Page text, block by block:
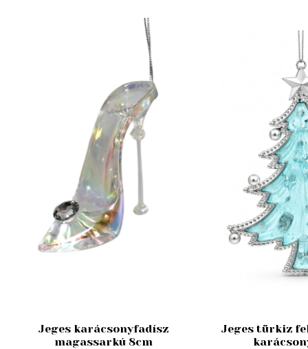
Jeges karácsonyfadísz
magassarkú 8cm
Jeges türkiz